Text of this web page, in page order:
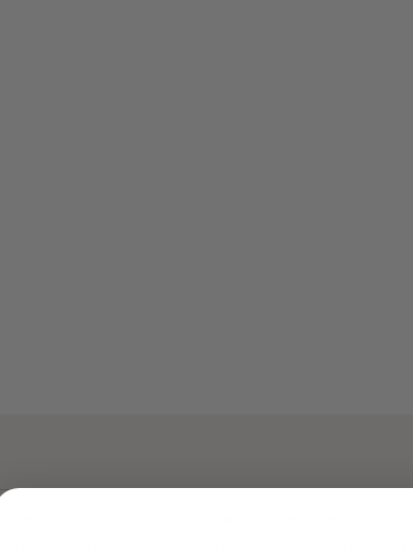
sponk je zasnovan za učenje ene
stolčkih, jopičih itd. Otroci skozi igro